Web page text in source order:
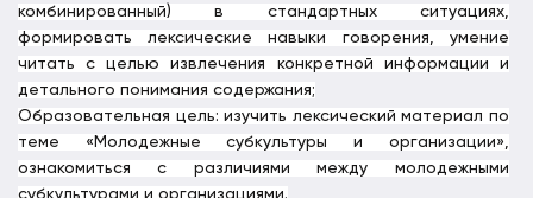
комбинированный) в стандартных ситуациях,
формировать лексические навыки говорения, умение
читать с целью извлечения конкретной информации и
детального понимания содержания;
Образовательная цель: изучить лексический материал по
теме «Молодежные субкультуры и организации»,
ознакомиться с различиями между молодежными
субкультурами и организациями.